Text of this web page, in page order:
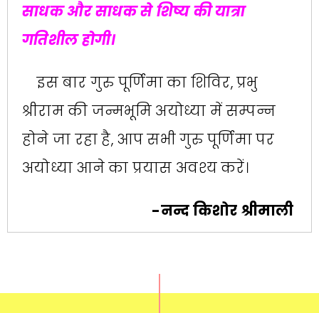
साधक और साधक से शिष्य की यात्रा
गतिशील होगी।
इस बार गुरु पूर्णिमा का शिविर, प्रभु
श्रीराम की जन्मभूमि अयोध्या में सम्पन्न
होने जा रहा है, आप सभी गुरु पूर्णिमा पर
अयोध्या आने का प्रयास अवश्य करें।
-नन्द किशोर श्रीमाली